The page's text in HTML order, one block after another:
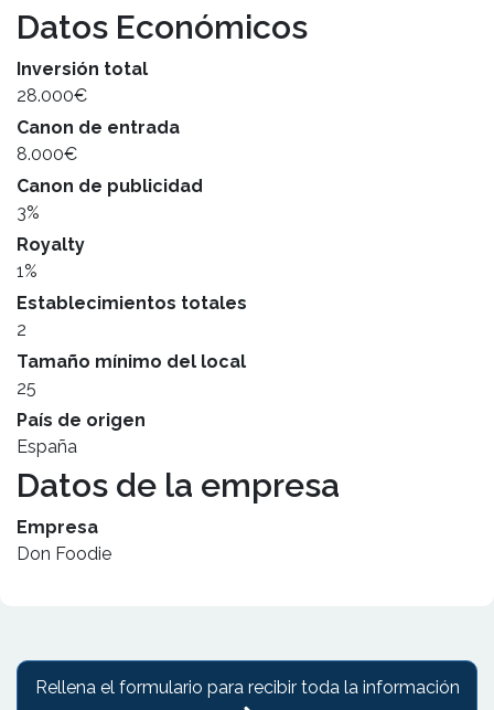
Datos Económicos
Inversión total
28.000€
Canon de entrada
8.000€
Canon de publicidad
3%
Royalty
1%
Establecimientos totales
2
Tamaño mínimo del local
25
País de origen
España
Datos de la empresa
Empresa
Don Foodie